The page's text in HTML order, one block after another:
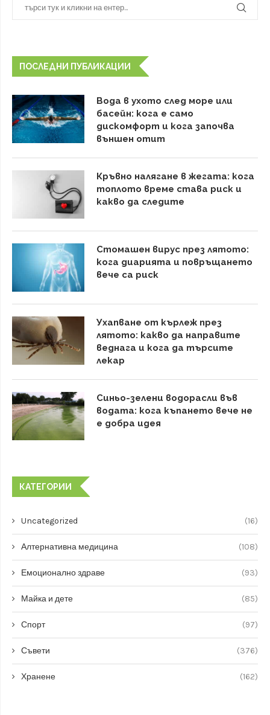
ПОСЛЕДНИ ПУБЛИКАЦИИ
Вода в ухото след море или
басейн: кога е само
дискомфорт и кога започва
външен отит
Кръвно налягане в жегата: кога
топлото време става риск и
какво да следите
Стомашен вирус през лятото:
кога диарията и повръщането
вече са риск
Ухапване от кърлеж през
лятото: какво да направите
веднага и кога да търсите
лекар
Синьо-зелени водорасли във
водата: кога къпането вече не
е добра идея
КАТЕГОРИИ
Uncategorized (16)
Алтернативна медицина (108)
Емоционално здраве (93)
Майка и дете (85)
Спорт (97)
Съвети (376)
Хранене (162)